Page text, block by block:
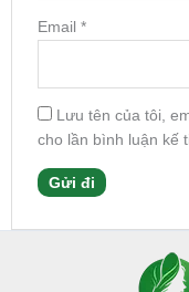
Email *
Lưu tên của tôi,
cho lần bình luận kế